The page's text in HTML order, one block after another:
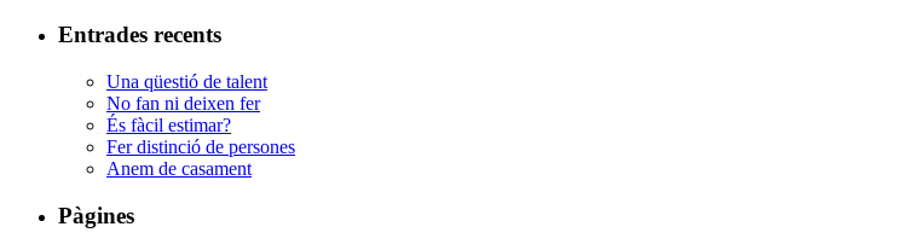
Entrades recents
Una qüestió de talent
No fan ni deixen fer
És fàcil estimar?
Fer distinció de persones
Anem de casament
Pàgines